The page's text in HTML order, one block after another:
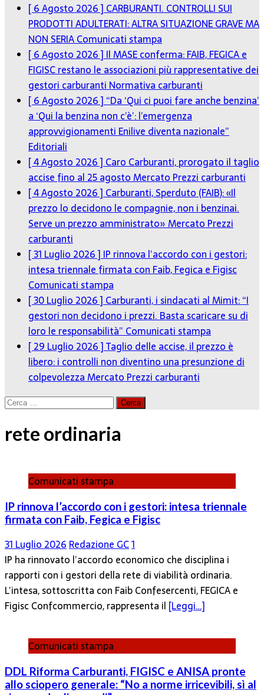
[ 6 Agosto 2026 ] CARBURANTI. CONTROLLI SUI
PRODOTTI ADULTERATI: ALTRA SITUAZIONE GRAVE MA
NON SERIAComunicati stampa
[ 6 Agosto 2026 ] Il MASE conferma: FAIB, FEGICA e
FIGISC restano le associazioni più rappresentative dei
gestori carburanti Normativa carburanti
[ 6 Agosto 2026 ] “Da ‘Qui ci puoi fare anche benzina’
a ‘Qui la benzina non c’è’: l’emergenza
approvvigionamenti Enilive diventa nazionale”
Editoriali
[ 4 Agosto 2026 ] Caro Carburanti, prorogato il taglio
accise fino al 25 agostoMercato Prezzi carburanti
[ 4 Agosto 2026 ] Carburanti, Sperduto (FAIB): «Il
prezzo lo decidono le compagnie, non i benzinai.
Serve un prezzo amministrato»Mercato Prezzi
carburanti
[ 31 Luglio 2026 ] IP rinnova l’accordo con i gestori:
intesa triennale firmata con Faib, Fegica e Figisc
Comunicati stampa
[ 30 Luglio 2026 ] Carburanti, i sindacati al Mimit: “I
gestori non decidono i prezzi. Basta scaricare su di
loro le responsabilità” Comunicati stampa
[ 29 Luglio 2026 ]Taglio delle accise, il prezzo è
libero: i controlli non diventino una presunzione di
colpevolezzaMercato Prezzi carburanti
Ricerca
rete ordinaria
Comunicati stampa
IP rinnova l’accordo con i gestori: intesa triennale
firmata con Faib, Fegica e Figisc
31 Luglio 2026Redazione GC1
IP ha rinnovato l’accordo economico che disciplina i
rapporti con i gestori della rete di viabilità ordinaria.
L’intesa, sottoscritta con Faib Confesercenti, FEGICA e
Figisc Confcommercio, rappresenta il [Leggi…]
Comunicati stampa
DDL Riforma Carburanti, FIGISC e ANISA pronte
allo sciopero generale: “No a norme irricevibili, sì al